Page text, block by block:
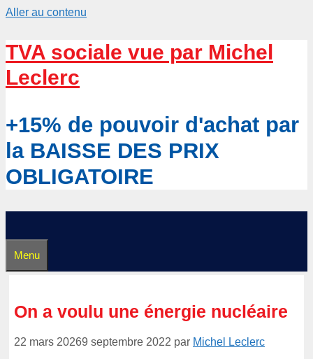
Aller au contenu
TVA sociale vue par Michel
Leclerc
+15% de pouvoir d'achat par
la BAISSE DES PRIX
OBLIGATOIRE
Menu
On a voulu une énergie nucléaire
22 mars 20269 septembre 2022 par Michel Leclerc